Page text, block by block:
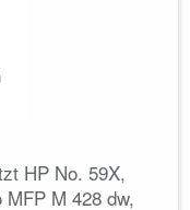
HP No. 59X,
M 428 dw,